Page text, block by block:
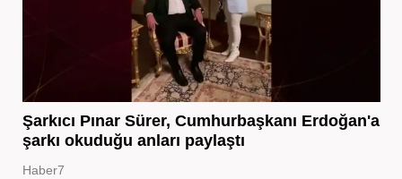
Şarkıcı Pınar Sürer, Cumhurbaşkanı Erdoğan'a
şarkı okuduğu anları paylaştı
Haber7